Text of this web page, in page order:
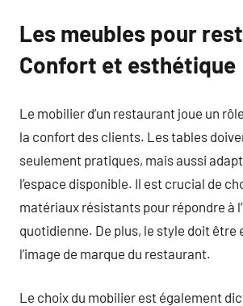
Les meubles pour
Confort et esthétique
Le mobilier d’un restaurant joue un
la confort des clients. Les tables
seulement pratiques, mais aussi
l’espace disponible. Il est crucial de
matériaux résistants pour répondre à
quotidienne. De plus, le style doit être
l’image de marque du restaurant.
Le choix du mobilier est également